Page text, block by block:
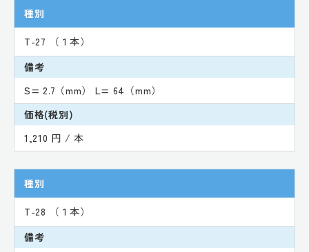
種別
T-27 （１本）
備考
S= 2.7（mm） L= 64（mm）
価格(税別)
1,210 円 / 本
種別
T-28 （１本）
備考